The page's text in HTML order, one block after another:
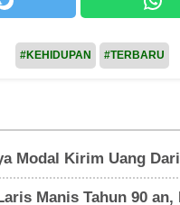
#KEHIDUPAN #TERBARU
Modal Kirim Uang
Manis Tahun 90